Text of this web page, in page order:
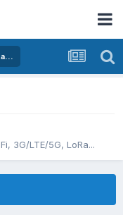
3G/LTE/5G, LoRa...